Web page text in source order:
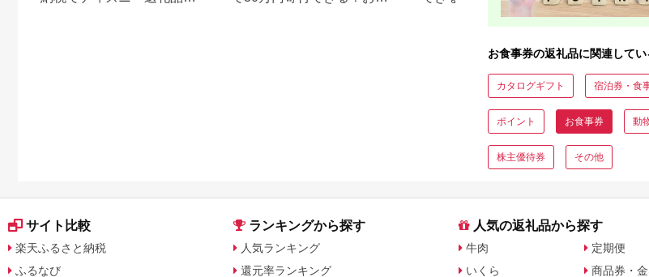
すすめ返礼品も
すす
お食事券の返礼品に関連してい
カタログギフト 宿泊券・食
ポイント お食事券 動
株主優待券 その他
サイト比較
楽天ふるさと納税
ふるなび
ランキングから探す
人気ランキング
還元率ランキング
人気の返礼品から探す
牛肉
いくら
定期便
商品券・